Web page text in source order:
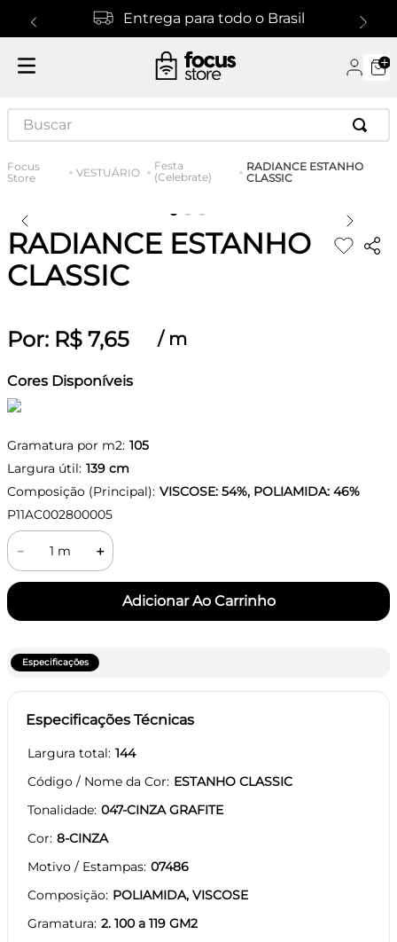
Entrega para todo o Brasil
Buscar
VESTUÁRIO
Festa
(Celebrate)
RADIANCE ESTANHO
CLASSIC
RADIANCE ESTANHO
CLASSIC
Por: R$ 7,65 / m
Cores Disponíveis
Gramatura por m2: 105
Largura útil: 139 cm
Composição (Principal): VISCOSE: 54%, POLIAMIDA: 46%
P11AC002800005
＋
－
Especificações
Especificações Técnicas
Largura total 144
Código / Nome da Cor ESTANHO CLASSIC
Tonalidade 047-CINZA GRAFITE
Cor 8-CINZA
Motivo / Estampas 07486
Composição POLIAMIDA, VISCOSE
Gramatura 2. 100 a 119 GM2